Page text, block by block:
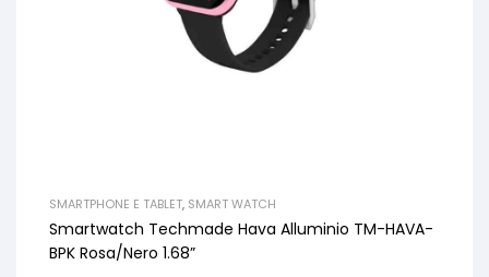
SMARTPHONE E TABLET, SMART WATCH
Smartwatch Techmade Hava Alluminio TM-HAVA-
BPK Rosa/Nero 1.68”